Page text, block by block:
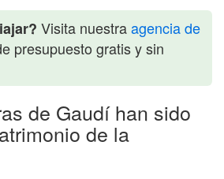
Visita nuestraagencia de
presupuesto gratis y sin
de Gaudí han sido
de la